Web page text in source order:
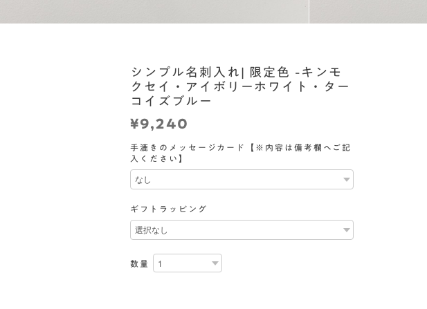
シンプル名刺入れ| 限定色 -キンモ
クセイ・アイボリーホワイト・ター
コイズブルー
¥9,240
手漉きのメッセージカード【※内容は備考欄へご記
入ください】
ギフトラッピング
数量